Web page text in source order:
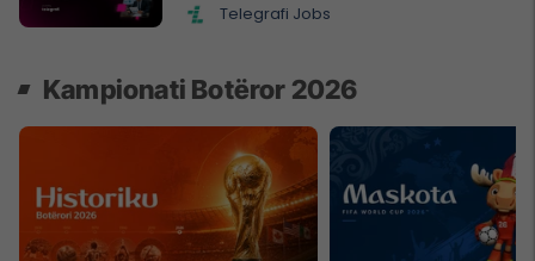
Telegrafi Jobs
Kampionati Botëror 2026